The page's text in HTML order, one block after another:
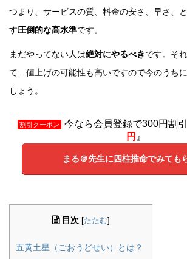
つまり、サービスの質、料金の安さ、早さ、
す圧倒的な高水準です。
まだやってない人は絶対にやるべきです。そ
て…値上げの可能性も高いですので今のうち
しょう。
割引クーポン 今なら会員登録で300円割
円 』
まる＠先生に四柱推命でみても
目次 [たたむ]
五黄土星（ごおうどせい）とは？